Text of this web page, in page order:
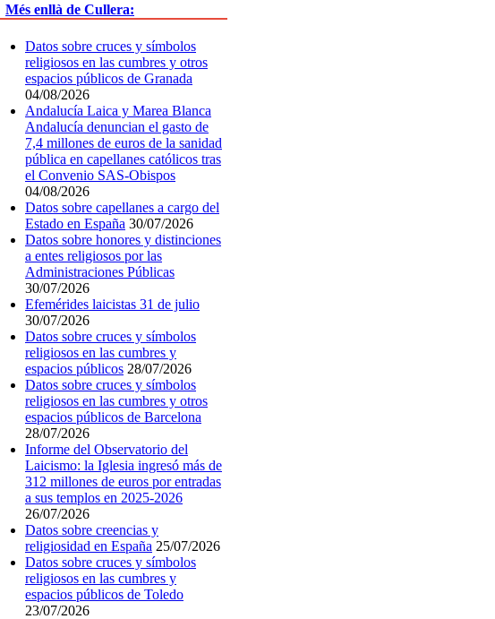
Més enllà de Cullera:
Datos sobre cruces y símbolos
religiosos en las cumbres y otros
espacios públicos de Granada
04/08/2026
Andalucía Laica y Marea Blanca
Andalucía denuncian el gasto de
7,4 millones de euros de la sanidad
pública en capellanes católicos tras
el Convenio SAS-Obispos
04/08/2026
Datos sobre capellanes a cargo del
Estado en España 30/07/2026
Datos sobre honores y distinciones
a entes religiosos por las
Administraciones Públicas
30/07/2026
Efemérides laicistas 31 de julio
30/07/2026
Datos sobre cruces y símbolos
religiosos en las cumbres y
espacios públicos 28/07/2026
Datos sobre cruces y símbolos
religiosos en las cumbres y otros
espacios públicos de Barcelona
28/07/2026
Informe del Observatorio del
Laicismo: la Iglesia ingresó más de
312 millones de euros por entradas
a sus templos en 2025-2026
26/07/2026
Datos sobre creencias y
religiosidad en España 25/07/2026
Datos sobre cruces y símbolos
religiosos en las cumbres y
espacios públicos de Toledo
23/07/2026